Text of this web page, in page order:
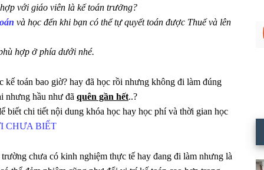
với giáo viên là kế toán trưởng?
và học đến khi bạn có thể tự quyết toán được Thuế và lên
hợp ở phía dưới nhé.
kế toán bao giờ? hay đã học rồi nhưng không đi làm đúng
nhưng hầu như đã quên gần hết..?
biết chi tiết nội dung khóa học hay học phí và thời gian học
CHƯA BIẾT
chưa có kinh nghiệm thực tế hay đang đi làm nhưng là